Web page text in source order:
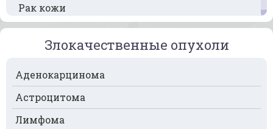
Рак кожи
Рак кости
Рак крови
Рак легких
Рак лимфоузлов
Рак молочной железы
Злокачественные опухоли
Аденокарцинома
Астроцитома
Лимфома